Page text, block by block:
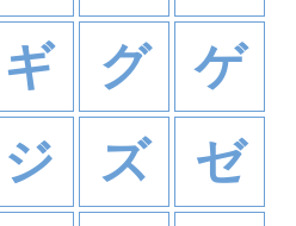
ギ グ
ゲ
ジ ズ
ゼ